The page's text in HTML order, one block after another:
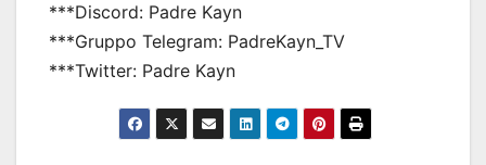
***Discord: Padre Kayn
***Gruppo Telegram: PadreKayn_TV
***Twitter: Padre Kayn